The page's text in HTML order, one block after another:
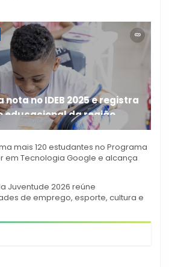
no IDEB 2025 e registra
educacional da região
ensino
mais 120 estudantes no Programa
em Tecnologia Google e alcança
Juventude 2026 reúne
de emprego, esporte, cultura e